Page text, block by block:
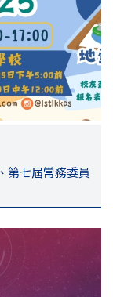
第七屆常務委員